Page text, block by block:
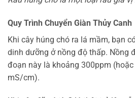
Quy Trình Chuyển Giàn Thủy Canh
Khi cây húng chó ra lá mầm, bạn
dinh dưỡng ở nồng độ thấp. Nồng
đoạn này là khoảng 300ppm (hoặc
mS/cm).